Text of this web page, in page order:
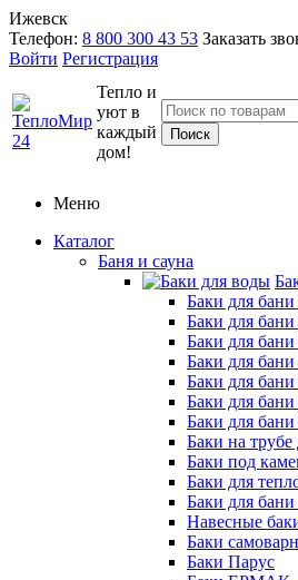
Ижевск
Телефон: 8 800 300 43 53 Заказать
Войти Регистрация
Тепло и
уют в
каждый
дом!
Меню
Каталог
Баня и сауна
Баки для
Баки для
Баки для
Баки для
Баки для
Баки для
Баки для
Баки на трубе
Баки под
Баки для
Баки для
Навесные
Баки
Баки Парус